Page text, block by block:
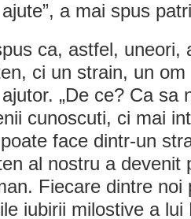
a mai spus
ca, astfel, uneori,
ci un strain, un
„De ce? Ca sa
cunoscuti, ci mai
face dintr-un
al nostru a devenit
Fiecare dintre noi
iubirii milostive a